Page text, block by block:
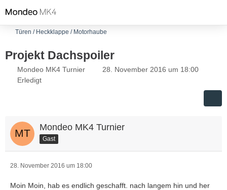
Türen / Heckklappe / Motorhaube
Projekt Dachspoiler
Mondeo MK4 Turnier
28. November 2016 um 18:00
Erledigt
Mondeo MK4 Turnier
Gast
28. November 2016 um 18:00
Moin Moin, hab es endlich geschafft. nach langem hin und her